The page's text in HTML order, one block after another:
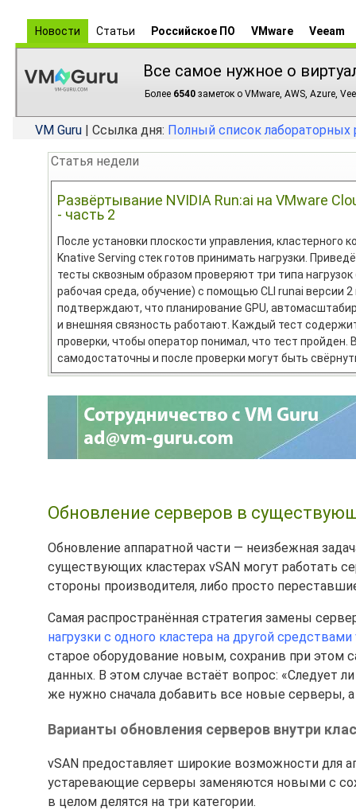
Новости Статьи Российское ПО VMware Veeam
Все самое нужное о
Более 6540 заметок о VMware, AWS, Azure,
VM Guru | Ссылка дня: Полный список лабораторных
Статья недели
Развёртывание NVIDIA Run:ai на VMware
- часть 2
После установки плоскости управления, кластерного
Knative Serving стек готов принимать нагрузки.
тесты сквозным образом проверяют три типа
рабочая среда, обучение) с помощью CLI runai версии 2
подтверждают, что планирование GPU,
и внешняя связность работают. Каждый тест
проверки, чтобы оператор понимал, что тест пройден.
самодостаточны и после проверки могут быть
Обновление серверов в
Обновление аппаратной части — неизбежная
существующих кластерах vSAN могут работать
стороны производителя, либо просто
Самая распространённая стратегия замены
нагрузки с одного кластера на другой
старое оборудование новым, сохранив при этом
данных. В этом случае встаёт вопрос: «Следует
же нужно сначала добавить все новые серверы,
Варианты обновления серверов внутри
vSAN предоставляет широкие возможности для
устаревающие серверы заменяются новыми с
в целом делятся на три категории.